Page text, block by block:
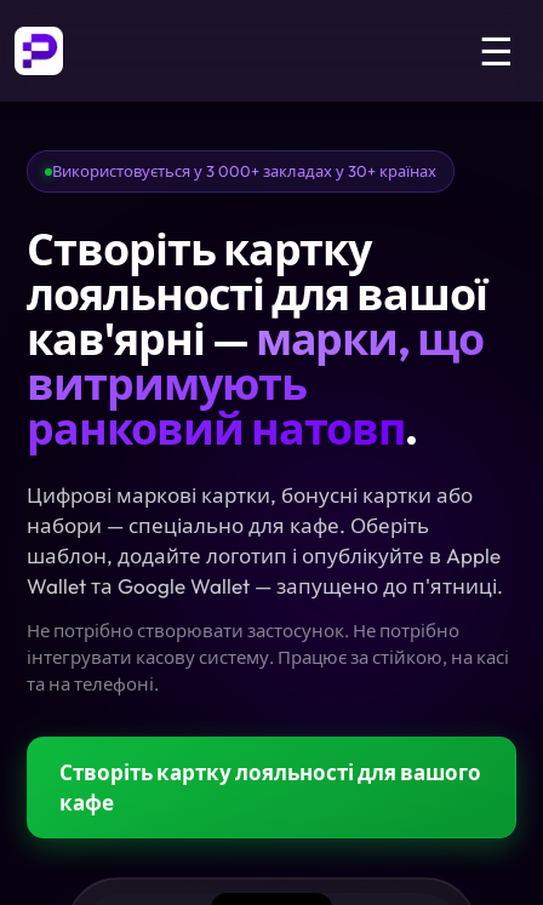
☰
Використовується у 3 000+ закладах у 30+ країнах
Створіть картку
лояльності для вашої
кав'ярні — марки, що
витримують
ранковий натовп.
Цифрові маркові картки, бонусні картки або
набори — спеціально для кафе. Оберіть
шаблон, додайте логотип і опублікуйте в Apple
Wallet та Google Wallet — запущено до п'ятниці.
Не потрібно створювати застосунок. Не потрібно
інтегрувати касову систему. Працює за стійкою, на касі
та на телефоні.
Створіть картку лояльності для вашого
кафе